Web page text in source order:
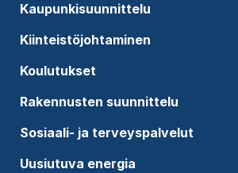
Kaupunkisuunnittelu
Kiinteistöjohtaminen
Koulutukset
Rakennusten suunnittelu
Sosiaali- ja terveyspalvelut
Uusiutuva energia